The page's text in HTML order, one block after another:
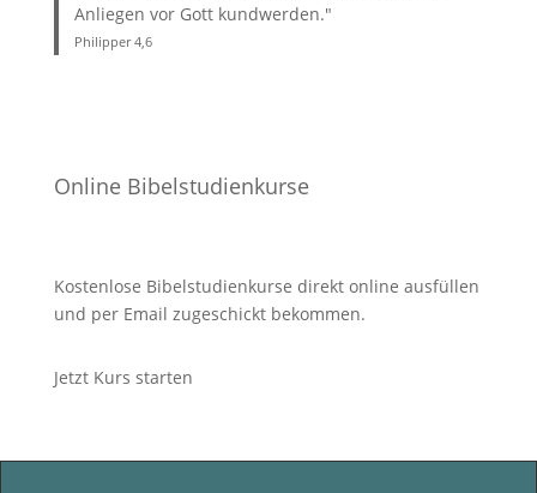
Anliegen vor Gott kundwerden."
Philipper 4 ,6
Online Bibelstudienkurse
Kostenlose Bibelstudienkurse direkt online ausfüllen
und per Email zugeschickt bekommen.
Jetzt Kurs starten